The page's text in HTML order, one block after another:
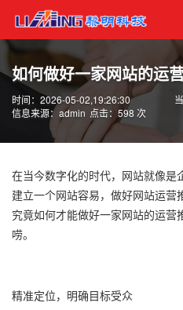
如何做好一家网站的运
时间：2026-05-02,19:26:30
信息来源：admin 点击：598 次
在当今数字化的时代，网站就像是
建立一个网站容易，做好网站运营
究竟如何才能做好一家网站的运
唠。
精准定位，明确目标受众